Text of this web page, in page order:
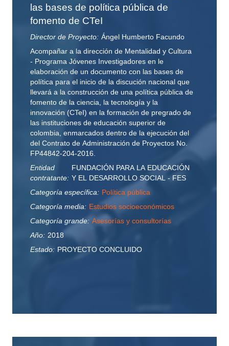
las bases de política pública de
fomento de CTeI
Director de Proyecto: Ángel Humberto Facundo
Acompañar a la dirección de Mentalidad y Cultura
- Programa Jóvenes Investigadores en le
elaboración de un documento con las bases de
política para el inicio de la discución nacional que
llevará a la construcción de una política pública de
fomento de la ciencia, la tecnología y la
innovación (CTeI) en la formación de pregrado de
las instituciones de educación superior de
colombia, enmarcados dentro de la ejecución del
del Contrato de Administración de Proyectos No.
FP44842-204-2016.
Entidad
contratante:
FUNDACIÓN PARA LA EDUCACIÓN
Y EL DESARROLLO SOCIAL - FES
Categoría específica: Política pública
Categoría media: Estudios socioeconómicos
Categoría grande: Asesorías y consultorías
Año: 2018
Estado: PROYECTO CONCLUIDO